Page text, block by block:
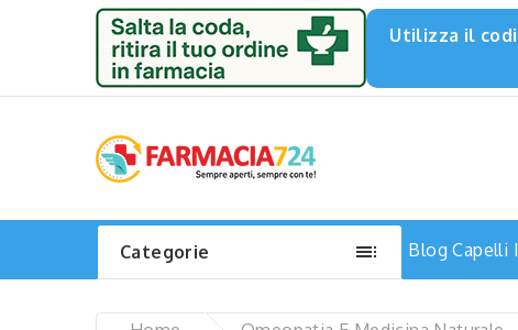
Utilizza il

Categorie Blog Capelli